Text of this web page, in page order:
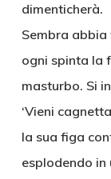
dimenticherà.
Sembra abbia
ogni spinta la
masturbo. Si
‘Vieni
la sua figa
esplodendo